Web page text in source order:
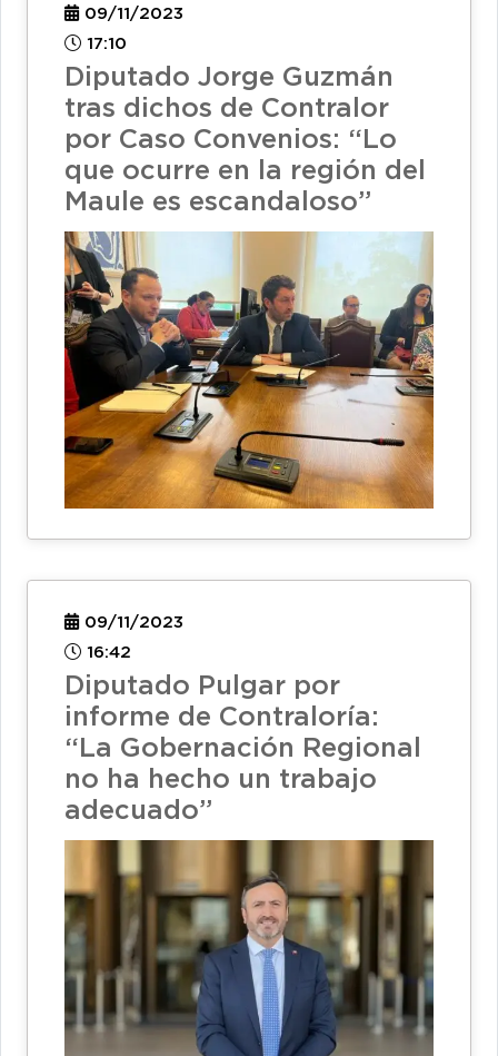
09/11/2023
17:10
Diputado Jorge Guzmán
tras dichos de Contralor
por Caso Convenios: “Lo
que ocurre en la región del
Maule es escandaloso”
09/11/2023
16:42
Diputado Pulgar por
informe de Contraloría:
“La Gobernación Regional
no ha hecho un trabajo
adecuado”